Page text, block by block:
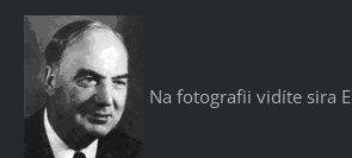
Na fotografii vidíte sira